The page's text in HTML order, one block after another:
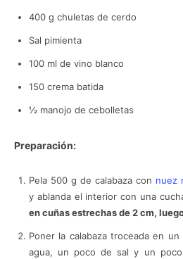
400 g chuletas de cerdo
Sal pimienta
100 ml de vino blanco
150 crema batida
½ manojo de cebolletas
Preparación:
Pela 500 g de calabaza con nuez
y ablanda el interior con una
en cuñas estrechas de 2 cm,
Poner la calabaza troceada en
agua, un poco de sal y un